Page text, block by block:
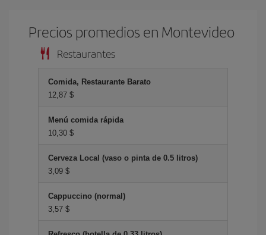
Precios promedios en Montevideo
Restaurantes
Comida, Restaurante Barato
12,87 $
Menú comida rápida
10,30 $
Cerveza Local (vaso o pinta de 0.5 litros)
3,09 $
Cappuccino (normal)
3,57 $